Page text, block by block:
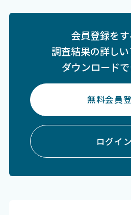
会員登録をす
調査結果の詳し
ダウンロードで
無料会員
ログイン